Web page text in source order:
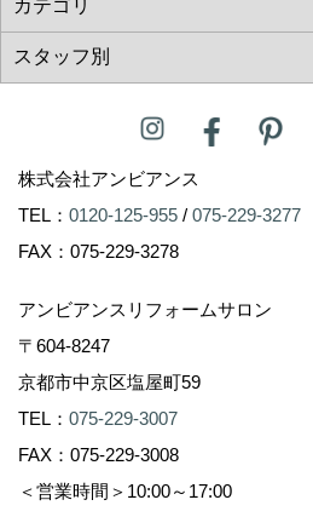
株式会社アンビアンス
TEL： 0120-125-955 / 075-229-3277
FAX：075-229-3278
アンビアンスリフォームサロン
〒604-8247
京都市中京区塩屋町59
TEL： 075-229-3007
FAX：075-229-3008
＜営業時間＞10:00～17:00